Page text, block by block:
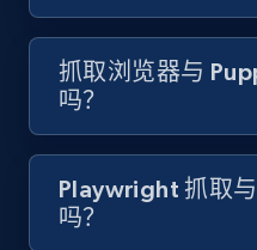
抓取浏览器与
吗？
Playwright 抓取
吗？